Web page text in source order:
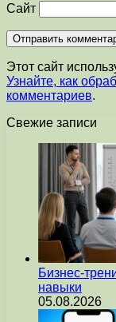
Сайт
Этот сайт
Узнайте, как
комментариев.
Свежие записи
Бизнес-
навыки
05.08.2026